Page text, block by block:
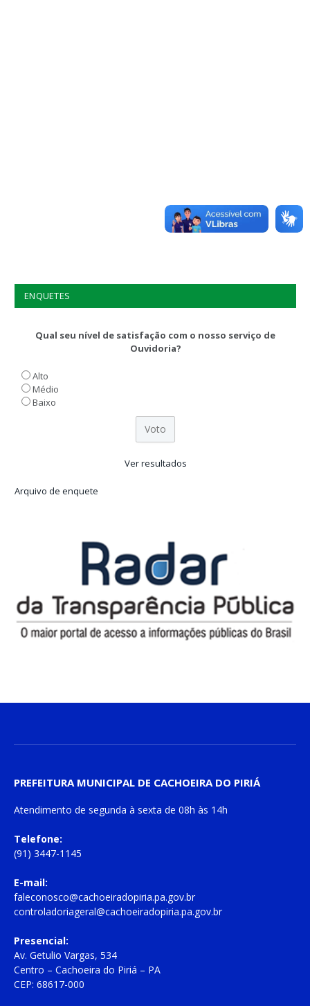
ENQUETES
Qual seu nível de satisfação com o nosso serviço de
Ouvidoria?
Alto
Médio
Baixo
Ver resultados
Arquivo de enquete
PREFEITURA MUNICIPAL DE CACHOEIRA DO PIRIÁ
Atendimento de segunda à sexta de 08h às 14h
Telefone:
(91) 3447-1145
E-mail:
faleconosco@cachoeiradopiria.pa.gov.br
controladoriageral@cachoeiradopiria.pa.gov.br
Presencial:
Av. Getulio Vargas, 534
Centro – Cachoeira do Piriá – PA
CEP: 68617-000